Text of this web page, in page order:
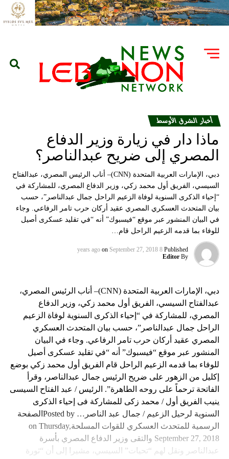
أخبار الشرق الأوسط
ماذا دار في زيارة وزير الدفاع
المصري إلى ضريح عبدالناصر؟
دبي، الإمارات العربية المتحدة (CNN)– أناب الرئيس المصري، عبدالفتاح
السيسي، الفريق أول محمد زكي، وزير الدفاع المصري، للمشاركة في
“إحياء الذكرى السنوية لوفاة الزعيم الراحل جمال عبدالناصر”، حسب
بيان المتحدث العسكري المصري عقيد أركان حرب تامر الرفاعي. وجاء
في البيان المنشور عبر موقع “فيسبوك” أنه “في تقليد عسكرى أصيل
للوفاء بما قدمه الزعيم الراحل قام…
Published
8 years ago
on September 27, 2018
By
Editor
دبي، الإمارات العربية المتحدة (CNN)– أناب الرئيس المصري،
عبدالفتاح السيسي، الفريق أول محمد زكي، وزير الدفاع
المصري، للمشاركة في “إحياء الذكرى السنوية لوفاة الزعيم
الراحل جمال عبدالناصر”، حسب بيان المتحدث العسكري
المصري عقيد أركان حرب تامر الرفاعي. وجاء في البيان
المنشور عبر موقع “فيسبوك” أنه “في تقليد عسكرى أصيل
للوفاء بما قدمه الزعيم الراحل قام الفريق أول محمد زكي بوضع
إكليل من الزهور على ضريح الرئيس جمال عبدالناصر، وقرأ
الفاتحة ترحماً على روحه الطاهرة”. الرئيس / عبد الفتاح السيسى
ينيب الفريق أول / محمد زكى للمشاركة فى إحياء الذكرى
السنوية لرحيل الزعيم / جمال عبد الناصر…Posted by ‎الصفحة
الرسمية للمتحدث العسكري للقوات المسلحة‎ on Thursday,
September 27, 2018 والتقى وزير الدفاع المصري بأسرة
عبدالناصر ونقل لهم “تحيات” السيسي، مشيرا إلى أن “ثورة